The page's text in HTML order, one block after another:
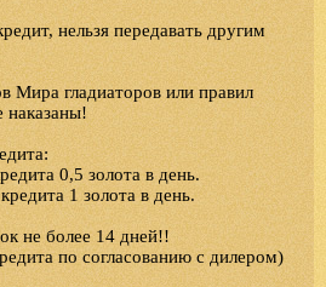
нельзя передавать другим
Мира гладиаторов или правил
наказаны!
0,5 золота в день.
1 золота в день.
не более 14 дней!!
по согласованию с дилером)